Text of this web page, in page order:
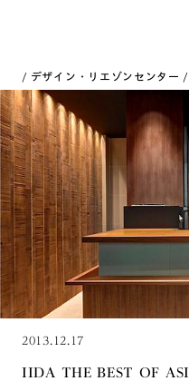
デザイン・リエゾンセンター
2013.12.17
IIDA THE BEST OF